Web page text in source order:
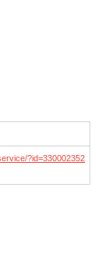
?id=330002352